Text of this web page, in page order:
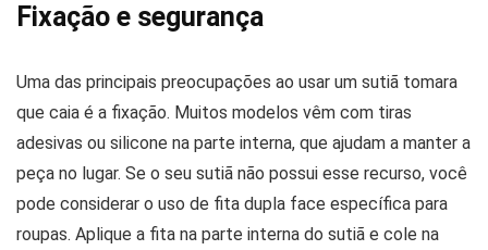
Fixação e segurança
Uma das principais preocupações ao usar um sutiã tomara
que caia é a fixação. Muitos modelos vêm com tiras
adesivas ou silicone na parte interna, que ajudam a manter a
peça no lugar. Se o seu sutiã não possui esse recurso, você
pode considerar o uso de fita dupla face específica para
roupas. Aplique a fita na parte interna do sutiã e cole na